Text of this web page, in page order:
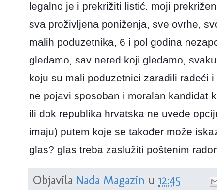
legalno je i prekrižiti listić. moji
sva proživljena poniženja, sve ovrhe,
malih poduzetnika, 6 i pol godina
gledamo, sav nered koji gledamo,
koju su mali poduzetnici zaradili radeći
ne pojavi sposoban i moralan kandidat
ili dok republika hrvatska ne uvede
imaju) putem koje se također može
glas? glas treba zaslužiti poštenim
Objavila Nada Magazin u 12:45